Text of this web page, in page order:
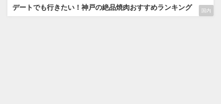
国内
デートでも行きたい！神戸の絶品焼肉おすすめランキング